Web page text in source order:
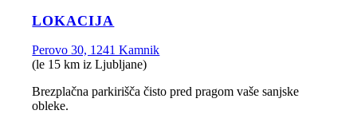
LOKACIJA
Perovo 30, 1241 Kamnik
(le 15 km iz Ljubljane)
Brezplačna parkirišča čisto pred pragom vaše sanjske
obleke.